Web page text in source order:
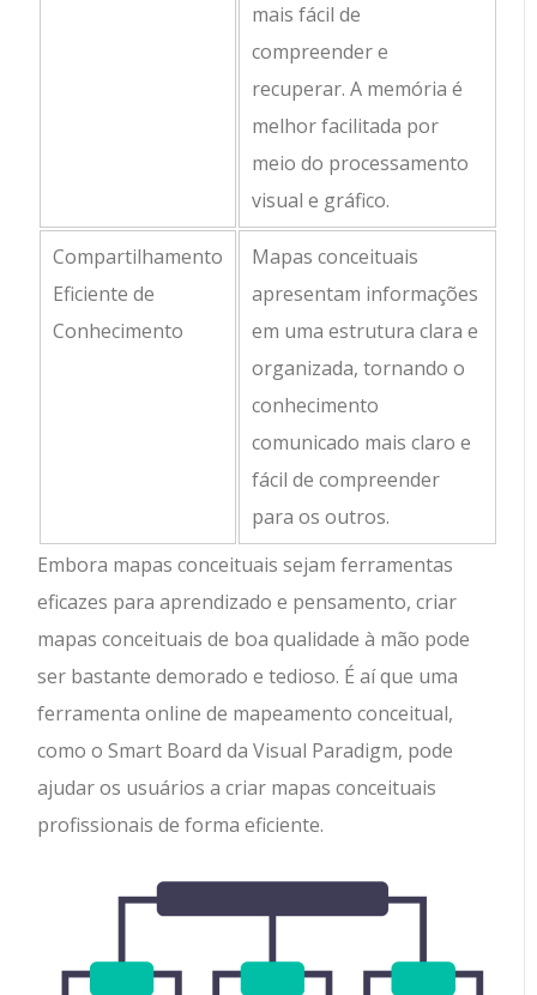
mais fácil de
compreender e
recuperar. A memória é
melhor facilitada por
meio do processamento
visual e gráfico.
Compartilhamento
Eficiente de
Conhecimento
Mapas conceituais
apresentam informações
em uma estrutura clara e
organizada, tornando o
conhecimento
comunicado mais claro e
fácil de compreender
para os outros.
Embora mapas conceituais sejam ferramentas
eficazes para aprendizado e pensamento, criar
mapas conceituais de boa qualidade à mão pode
ser bastante demorado e tedioso. É aí que uma
ferramenta online de mapeamento conceitual,
como o Smart Board da Visual Paradigm, pode
ajudar os usuários a criar mapas conceituais
profissionais de forma eficiente.